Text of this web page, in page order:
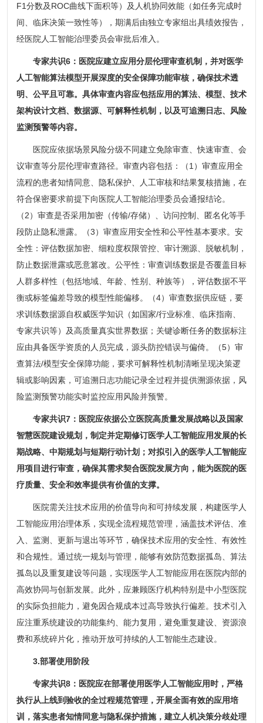
F1分数及ROC曲线下面积等）及人机协同效能（如任务完成时
间、临床决策一致性等），期满后由独立专家组出具绩效报告，
经医院人工智能治理委员会审批后准入。
专家共识6：医院应建立应用分层伦理审查机制，并对医学
人工智能算法模型开展深度的安全保障功能审核，确保技术透
明、公平且可靠。具体审查内容应包括应用的算法、模型、技术
架构设计文档、数据源、可解释性机制，以及可追溯日志、风险
监测预警等内容。
医院应依据场景风险分级不同建立免除审查、快速审查、会
议审查等分层伦理审查路径。审查内容包括：（1）审查应用全
流程的患者知情同意、隐私保护、人工审核和结果复核措施，在
符合保密要求前提下向医院人工智能治理委员会通报结论。
（2）审查是否采用加密（传输/存储）、访问控制、匿名化等手
段防止隐私泄露。（3）审查应用安全性和公平性基本要求。安
全性：评估数据加密、细粒度权限管控、审计溯源、脱敏机制，
防止数据泄露或恶意篡改。公平性：审查训练数据是否覆盖目标
人群多样性（包括地域、年龄、性别、种族等），评估数据不平
衡或标签偏差导致的模型性能偏移。（4）审查数据供应链，要
求训练数据源自权威医学知识（如国家/行业标准、临床指南、
专家共识等）及高质量真实世界数据；关键诊断任务的数据标注
应由具备医学资质的人员完成，源头防控错误与偏倚。（5）审
查算法/模型安全保障功能，要求可解释性机制清晰呈现决策逻
辑或影响因素，可追溯日志功能记录全过程并提供溯源依据，风
险监测预警功能实时监控应用风险并预警。
专家共识7：医院应依据公立医院高质量发展战略以及国家
智慧医院建设规划，制定并定期修订医学人工智能应用发展的长
期战略、中期规划与短期行动计划；对拟引入的医学人工智能应
用项目进行审查，确保其需求契合医院发展方向，能为医院的医
疗质量、安全和效率提供有价值的支撑。
医院需关注技术应用的价值导向和可持续发展，构建医学人
工智能应用治理体系，实现全流程规范管理，涵盖技术评估、准
入、监测、更新与退出等环节，确保技术应用的安全性、有效性
和合规性。通过统一规划与管理，能够有效防范数据孤岛、算法
孤岛以及重复建设等问题，实现医学人工智能应用在医院内部的
高效协同与创新发展。此外，应兼顾医疗机构特别是中小型医院
的实际负担能力，避免因合规成本过高导致执行偏差。技术引入
应注重系统建设的功能集约、能力复用，避免重复建设、资源浪
费和系统碎片化，推动开放可持续的人工智能生态建设。
3.部署使用阶段
专家共识8：医院应在部署使用医学人工智能应用时，严格
执行从上线到验收的全过程规范管理，开展全面有效的应用培
训，落实患者知情同意与隐私保护措施，建立人机决策分歧处理